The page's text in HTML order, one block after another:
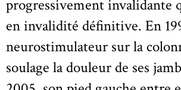
progressivement invalidante
en invalidité définitive. En
neurostimulateur sur la
soulage la douleur de ses